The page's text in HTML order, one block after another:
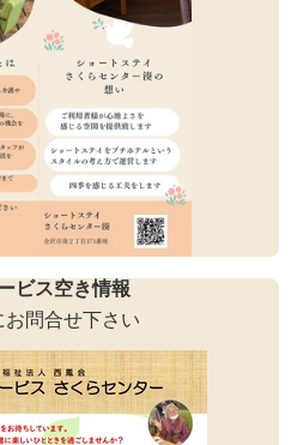
ビス空き情報
お問合せ下さい